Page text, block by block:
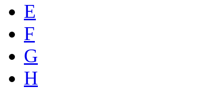
E
F
G
H